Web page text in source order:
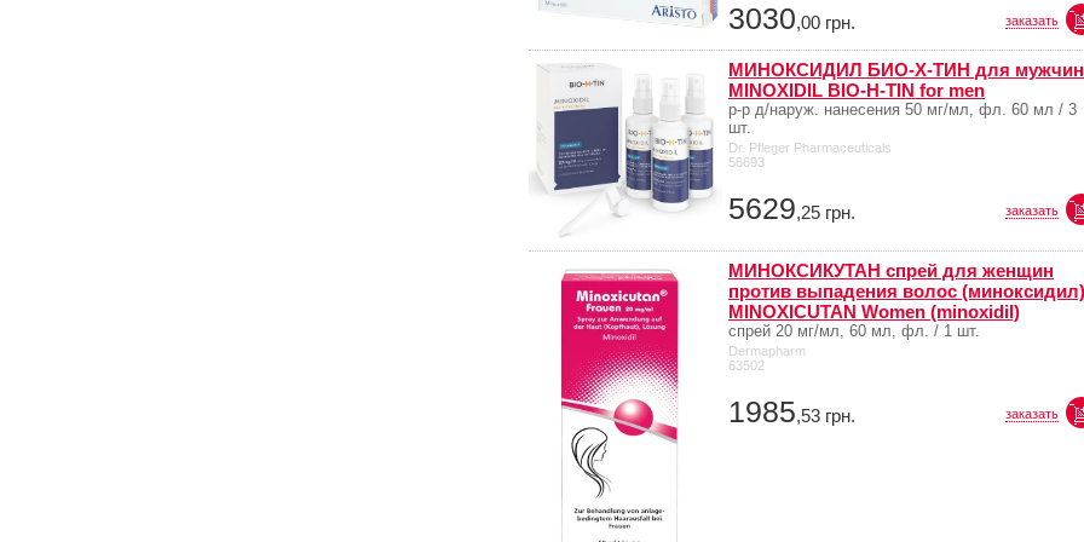
3030,00 грн. заказать
МИНОКСИДИЛ БИО-Х-ТИН для
MINOXIDIL BIO-H-TIN for men
р-р д/наруж. нанесения 50 мг/мл, фл. 60 мл / 3
шт.
Dr. Pfleger Pharmaceuticals
56693
5629,25 грн. заказать
МИНОКСИКУТАН спрей для женщин
против выпадения волос
MINOXICUTAN Women (minoxidil)
спрей 20 мг/мл, 60 мл, фл. / 1 шт.
Dermapharm
63502
1985,53 грн. заказать